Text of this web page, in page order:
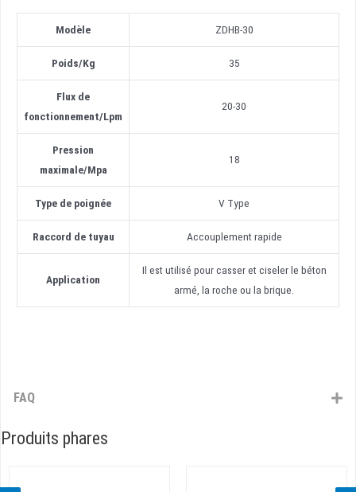
Modèle ZDHB-30
Poids/Kg 35
Flux de
fonctionnement/Lpm
20-30
Pression
maximale/Mpa
18
Type de poignée V Type
Raccord de tuyau Accouplement rapide
Application
Il est utilisé pour casser et ciseler le béton
armé, la roche ou la brique.
FAQ
Produits phares